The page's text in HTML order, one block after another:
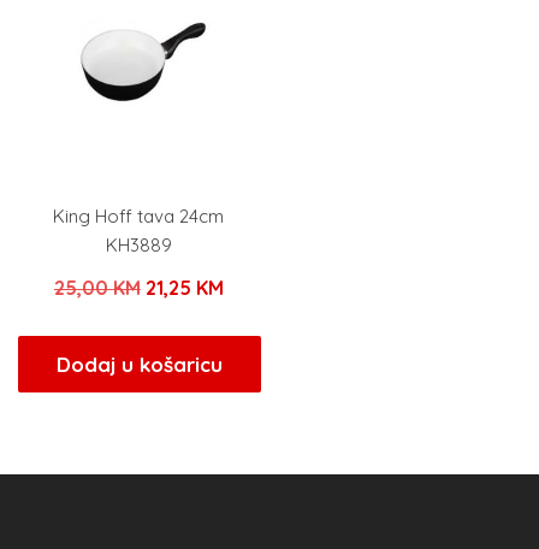
King Hoff tava 24cm
KH3889
25,00KM Izvorna
bila
je:
21,25 KMTrenutna
21,25 KM.
Dodaj u košaricu